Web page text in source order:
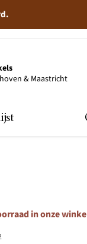
& Maastricht
in onze